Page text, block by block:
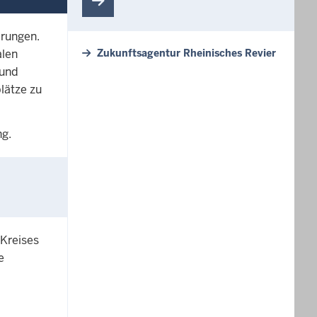
zu
Zukunftsagentur Rheinisches Revier